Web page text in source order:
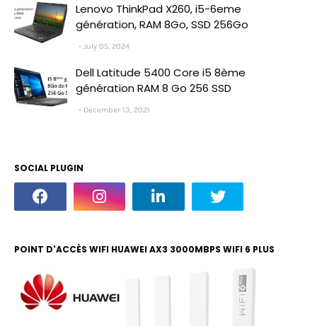
Lenovo ThinkPad X260, i5-6eme
génération, RAM 8Go, SSD 256Go
July 05, 2024
Dell Latitude 5400 Core i5 8ème
génération RAM 8 Go 256 SSD
December 13, 2021
SOCIAL PLUGIN
POINT D'ACCÈS WIFI HUAWEI AX3 3000MBPS WIFI 6 PLUS